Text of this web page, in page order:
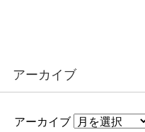
アーカイブ
アーカイブ